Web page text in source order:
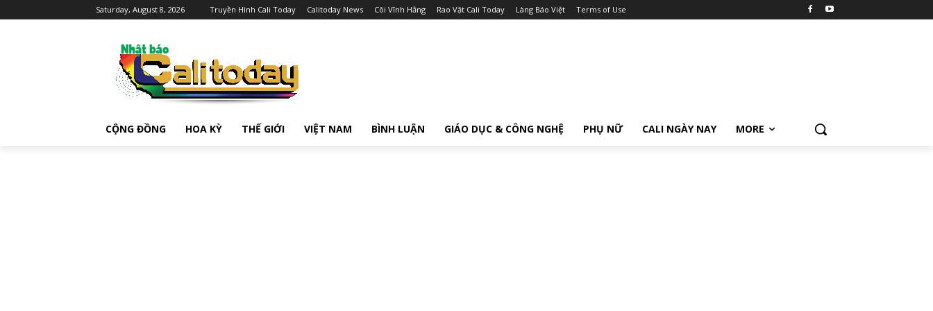
Saturday, August 8, 2026 Truyền Hình Cali Today Calitoday News Cõi Vĩnh Hằng Rao Vặt Cali Today Làng Báo Việt Terms of Use
CỘNG ĐỒNG HOA KỲ THẾ GIỚI VIỆT NAM BÌNH LUẬN GIÁO DỤC & CÔNG NGHỆ PHỤ NỮ CALI NGÀY NAY MORE